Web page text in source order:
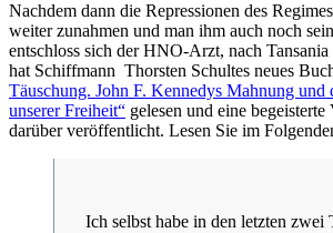
Nachdem dann die Repressionen des
weiter zunahmen und man ihm auch noch
entschloss sich der HNO-Arzt, nach
hat Schiffmann Thorsten Schultes neues
Täuschung. John F. Kennedys Mahnung und
unserer Freiheit“ gelesen und eine
darüber veröffentlicht. Lesen Sie im
Ich selbst habe in den letzten zwei